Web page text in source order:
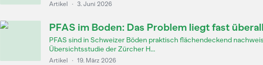
Artikel · 3. Juni 2026
PFAS im Boden: Das Problem liegt fast
PFAS sind in Schweizer Böden praktisch flächendeckend
Übersichtsstudie der Zürcher H...
Artikel · 19. März 2026